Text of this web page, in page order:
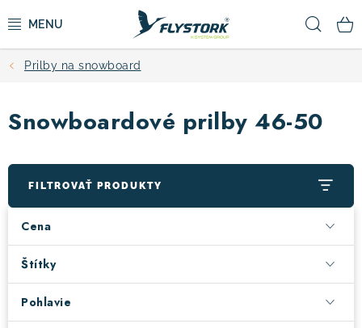
na
CYKLISTIKA
ZIMNÉ ŠPORTY
KOLOBEŽKY
OBLEČENIE A TOPÁNKY
CAMPING
Prilby na snowboard
Snowboardové prilby 46-50
FILTROVAŤ PRODUKTY
Cena
Štítky
Pohlavie